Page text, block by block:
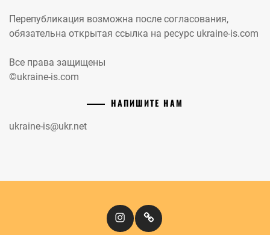
Перепубликация возможна после согласования,
обязательна открытая ссылка на ресурс ukraine-is.com
Все права защищены
©ukraine-is.com
НАПИШИТЕ НАМ
ukraine-is@ukr.net
InstagramКіномандри